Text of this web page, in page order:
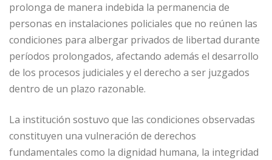
prolonga de manera indebida la permanencia de
personas en instalaciones policiales que no reúnen las
condiciones para albergar privados de libertad durante
períodos prolongados, afectando además el desarrollo
de los procesos judiciales y el derecho a ser juzgados
dentro de un plazo razonable.
La institución sostuvo que las condiciones observadas
constituyen una vulneración de derechos
fundamentales como la dignidad humana, la integridad